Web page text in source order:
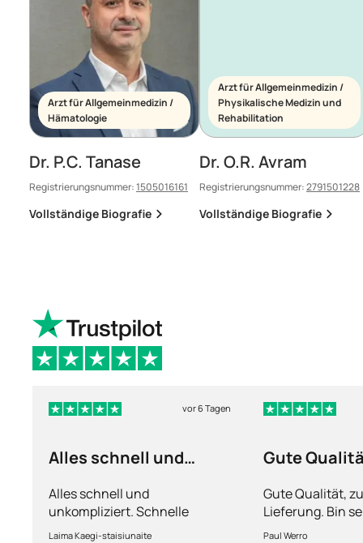
Arzt für Allgemeinmedizin /
Hämatologie
Dr. P.C. Tanase
Registrierungsnummer:1505016161
Vollständige Biografie
Arzt für Allgemeinmedizin /
Physikalische Medizin und
Rehabilitation
Dr. O.R. Avram
Registrierungsnummer:2791501228
Vollständige Biografie
vor 6 Tagen
Alles schnell und
Alles schnell und
unkompliziert. Schnelle
Lieferung.
Laima Kaegi-staisiunaite
Gute
Gute Qualität,
Lieferung. Bin
Paul Werro